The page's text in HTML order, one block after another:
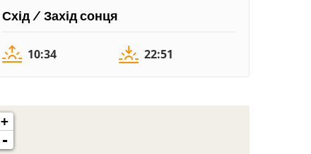
Схід / Захід сонця
10:34 22:51
+
-